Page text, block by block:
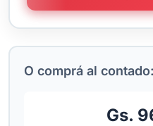
O comprá al contado:
Gs.